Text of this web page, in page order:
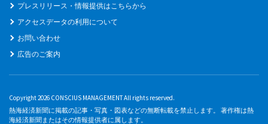
プレスリリース・情報提供はこちらから
アクセスデータの利用について
お問い合わせ
広告のご案内
Copyright 2026 CONSCIUS MANAGEMENT All rights reserved.
熱海経済新聞に掲載の記事・写真・図表などの無断転載を禁止します。 著作権は熱
海経済新聞またはその情報提供者に属します。